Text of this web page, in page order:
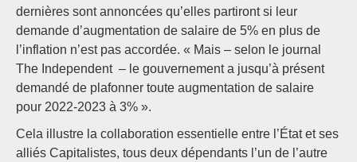
dernières sont annoncées qu’elles partiront si leur
demande d’augmentation de salaire de 5% en plus de
l’inflation n’est pas accordée. « Mais – selon le journal
The Independent – le gouvernement a jusqu’à présent
demandé de plafonner toute augmentation de salaire
pour 2022-2023 à 3% ».
Cela illustre la collaboration essentielle entre l’État et ses
alliés Capitalistes, tous deux dépendants l’un de l’autre